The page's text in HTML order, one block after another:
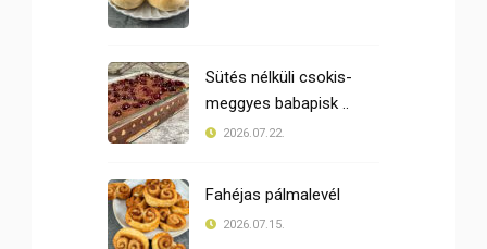
Sütés nélküli csokis-
meggyes babapisk ..
2026.07.22.
Fahéjas pálmalevél
2026.07.15.